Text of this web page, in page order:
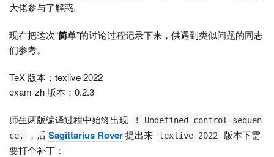
大佬参与了解惑。
现在把这次“简单”的讨论过程记录下来，供遇到类似问题的同志
们参考。
TeX 版本：texlive 2022
exam-zh 版本：0.2.3
师生两版编译过程中始终出现
! Undefined control sequen
ce.
，后Sagittarius Rover提出来 texlive 2022
版本下需
要打个补丁：